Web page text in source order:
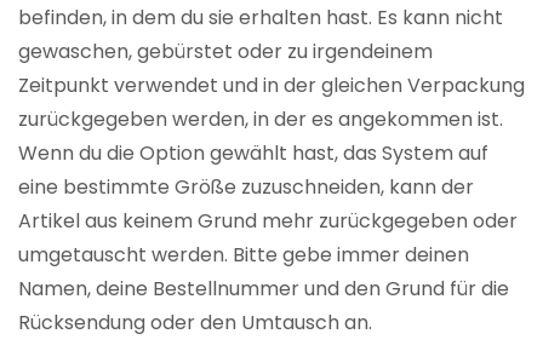
befinden, in dem du sie erhalten hast. Es kann nicht
gewaschen, gebürstet oder zu irgendeinem
Zeitpunkt verwendet und in der gleichen Verpackung
zurückgegeben werden, in der es angekommen ist.
Wenn du die Option gewählt hast, das System auf
eine bestimmte Größe zuzuschneiden, kann der
Artikel aus keinem Grund mehr zurückgegeben oder
umgetauscht werden. Bitte gebe immer deinen
Namen, deine Bestellnummer und den Grund für die
Rücksendung oder den Umtausch an.